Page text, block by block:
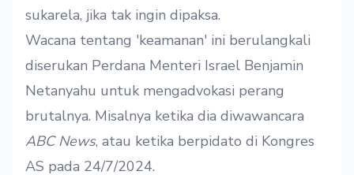
sukarela, jika tak ingin dipaksa.
Wacana tentang 'keamanan' ini berulangkali
diserukan Perdana Menteri Israel Benjamin
Netanyahu untuk mengadvokasi perang
brutalnya. Misalnya ketika dia diwawancara
ABC News, atau ketika berpidato di Kongres
AS pada 24/7/2024.